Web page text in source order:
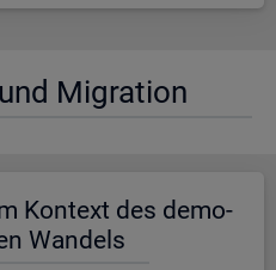
Mi­gra­ti­on
Kon­text des de­mo­
Wan­dels